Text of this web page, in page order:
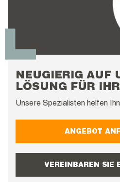
NEUGIERIG AUF
LÖSUNG FÜR
Unsere Spezialisten helfen
ANGEBOT
VEREINBAREN SIE